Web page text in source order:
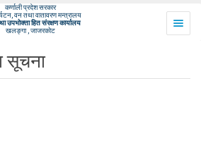
कर्णाली प्रदेश सरकार
वन तथा वातावरण मन्त्रालय
उपभोक्ता हित संरक्षण कार्यालय
खलङ्गा , जाजरकोट
सूचना